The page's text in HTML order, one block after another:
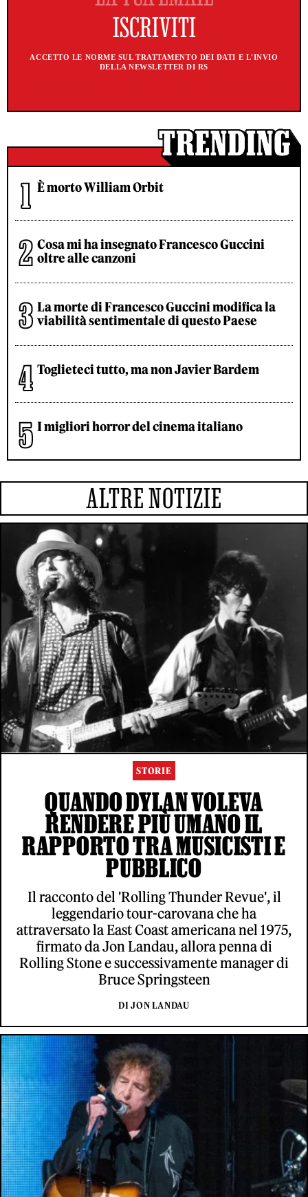
ACCETTO LE NORME SUL TRATTAMENTO DEI DATI E L'INVIO
DELLA NEWSLETTER DI RS
È morto William Orbit
Cosa mi ha insegnato Francesco Guccini
oltre alle canzoni
La morte di Francesco Guccini modifica la
viabilità sentimentale di questo Paese
Toglieteci tutto, ma non Javier Bardem
I migliori horror del cinema italiano
ALTRE NOTIZIE
STORIE
QUANDO DYLAN VOLEVA
RENDERE PIÙ UMANO IL
RAPPORTO TRA MUSICISTI E
PUBBLICO
Il racconto del 'Rolling Thunder Revue', il
leggendario tour-carovana che ha
attraversato la East Coast americana nel 1975,
firmato da Jon Landau, allora penna di
Rolling Stone e successivamente manager di
Bruce Springsteen
DI JON LANDAU